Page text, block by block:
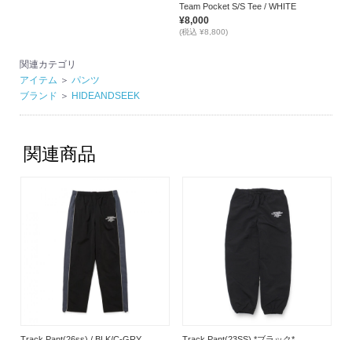
Team Pocket S/S Tee / WHITE
¥8,000
(税込 ¥8,800)
関連カテゴリ
アイテム ＞ パンツ
ブランド ＞ HIDEANDSEEK
関連商品